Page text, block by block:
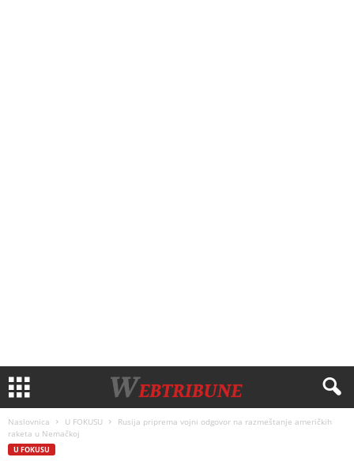
Naslovnica U FOKUSU
Rusija priprema vojni odgovor na razmeštanje američkih
raketa u Nemačkoj
U FOKUSU